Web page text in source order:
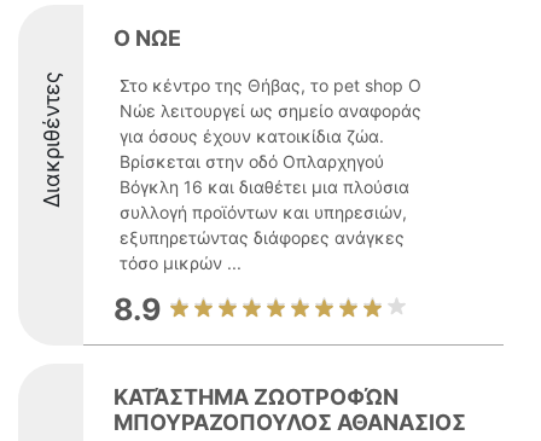
Διακριθέντες
Ο ΝΩΕ
Στο κέντρο της Θήβας, το pet shop Ο
Νώε λειτουργεί ως σημείο αναφοράς
για όσους έχουν κατοικίδια ζώα.
Βρίσκεται στην οδό Οπλαρχηγού
Βόγκλη 16 και διαθέτει μια πλούσια
συλλογή προϊόντων και υπηρεσιών,
εξυπηρετώντας διάφορες ανάγκες
τόσο μικρών ...
8.9
ΚΑΤΆΣΤΗΜΑ ΖΩΟΤΡΟΦΏΝ
ΜΠΟΥΡΑΖΟΠΟΥΛΟΣ ΑΘΑΝΑΣΙΟΣ